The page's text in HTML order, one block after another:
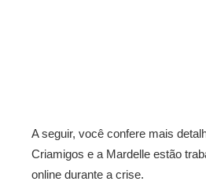
A seguir, você confere mais
Criamigos e a Mardelle estão
online durante a crise.